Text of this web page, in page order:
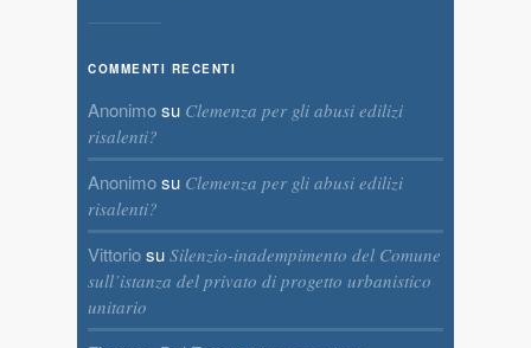
COMMENTI RECENTI
Anonimosu Clemenza per gli abusi edilizi
risalenti?
Anonimosu Clemenza per gli abusi edilizi
risalenti?
Vittoriosu Silenzio-inadempimento del Comune
sull’istanza del privato di progetto urbanistico
unitario